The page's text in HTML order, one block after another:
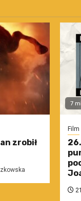
zrobił
7
Film